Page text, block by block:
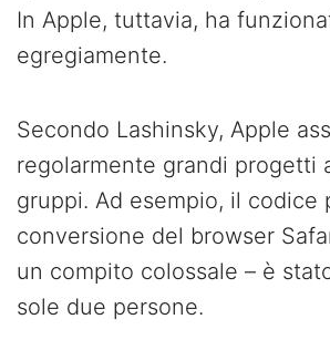
In Apple, tuttavia, ha
egregiamente.
Secondo Lashinsky, Apple
regolarmente grandi progetti
gruppi. Ad esempio, il codice
conversione del browser
un compito colossale – è
sole due persone.